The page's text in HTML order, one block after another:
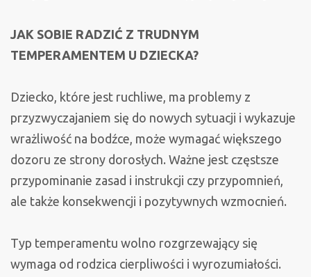
JAK SOBIE RADZIĆ Z TRUDNYM
TEMPERAMENTEM U DZIECKA?
Dziecko, które jest ruchliwe, ma problemy z
przyzwyczajaniem się do nowych sytuacji i wykazuje
wrażliwość na bodźce, może wymagać większego
dozoru ze strony dorosłych. Ważne jest częstsze
przypominanie zasad i instrukcji czy przypomnień,
ale także konsekwencji i pozytywnych wzmocnień.
Typ temperamentu wolno rozgrzewający się
wymaga od rodzica cierpliwości i wyrozumiałości.